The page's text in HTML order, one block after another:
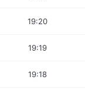
19:20
19:19
19:18